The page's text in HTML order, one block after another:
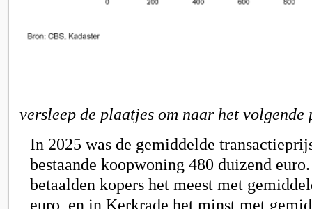
versleep de plaatjes om naar het
In 2025 was de gemiddelde
bestaande koopwoning 480 duizend
betaalden kopers het meest met
euro, en in Kerkrade het minst met